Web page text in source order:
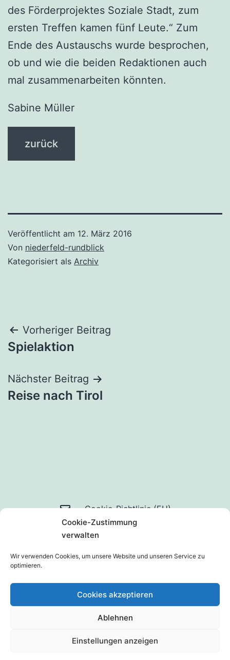
Cookie-Zustimmung
verwalten
Wir verwenden Cookies, um unsere Website und unseren Service zu
optimieren.
Cookies akzeptieren
Ablehnen
Einstellungen anzeigen
des Förderprojektes Soziale Stadt, zum
ersten Treffen kamen fünf Leute.“ Zum
Ende des Austauschs wurde besprochen,
ob und wie die beiden Redaktionen auch
mal zusammenarbeiten könnten.
Sabine Müller
zurück
Veröffentlicht am 12. März 2016
Von niederfeld-rundblick
Kategorisiert als Archiv
Beitragsnavigation
Vorheriger Beitrag
Spielaktion
Nächster Beitrag
Reise nach Tirol
Mail
an
uns
Cookie-Richtlinie (EU)
Datenschutzerklärung
Stolz präsentiert vonWordPress